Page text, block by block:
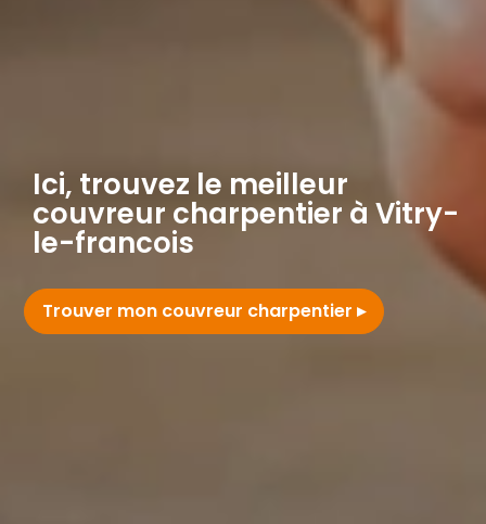
Ici, trouvez le meilleur
couvreur charpentier à Vitry-
le-francois
Trouver mon couvreur charpentier